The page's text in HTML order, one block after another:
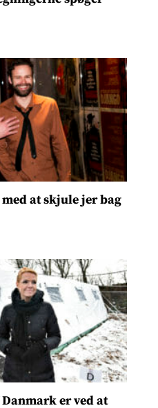
at skjule jer bag
er ved at